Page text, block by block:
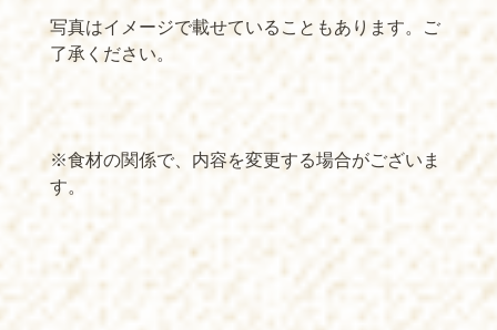
写真はイメージで載せていることもあります。ご
了承ください。
※食材の関係で、内容を変更する場合がございま
す。